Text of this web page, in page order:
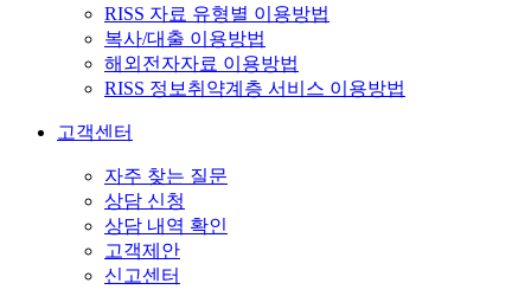
RISS 자료 유형별 이용방법
복사/대출 이용방법
해외전자자료 이용방법
RISS 정보취약계층 서비스 이용방법
고객센터
자주 찾는 질문
상담 신청
상담 내역 확인
고객제안
신고센터